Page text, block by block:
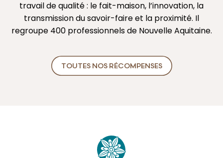
travail de qualité : le fait-maison, l’innovation, la
transmission du savoir-faire et la proximité. Il
regroupe 400 professionnels de Nouvelle Aquitaine.
TOUTES NOS RÉCOMPENSES